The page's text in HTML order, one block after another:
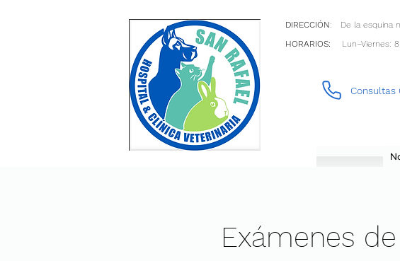
DIRECCIÓN: De la esquina
HORARIOS: Lun–Viernes:
Consultas
Exámenes